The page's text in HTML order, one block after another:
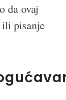
da ovaj
ili pisanje